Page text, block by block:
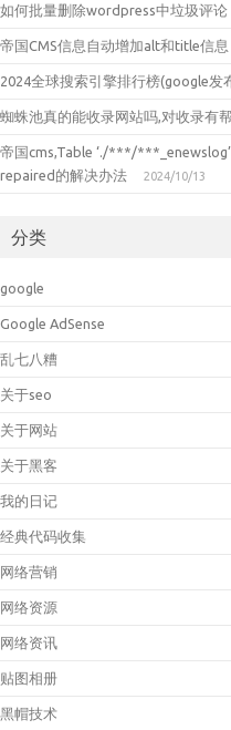
如何批量删除wordpress中垃圾评论
帝国CMS信息自动增加alt和title信息
2024全球搜索引擎排行榜(google发
蜘蛛池真的能收录网站吗,对收录有
帝国cms,Table ‘./***/
repaired的解决办法
2024/10/13
分类
google
Google AdSense
乱七八糟
关于seo
关于网站
关于黑客
我的日记
经典代码收集
网络营销
网络资源
网络资讯
贴图相册
黑帽技术